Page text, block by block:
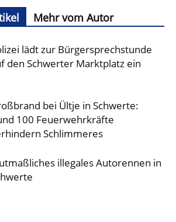
Mehr vom Autor
lädt zur Bürgersprechstunde
den Schwerter Marktplatz ein
bei Ültje in Schwerte:
100 Feuerwehrkräfte
Schlimmeres
illegales Autorennen in